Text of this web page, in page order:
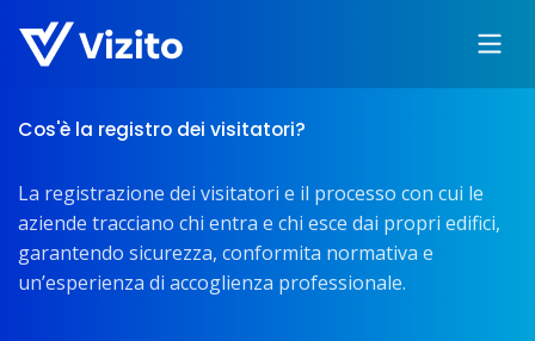
Cos'è la registro dei visitatori?
La registrazione dei visitatori e il processo con cui le
aziende tracciano chi entra e chi esce dai propri edifici,
garantendo sicurezza, conformita normativa e
un’esperienza di accoglienza professionale.